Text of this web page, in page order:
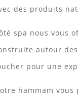
des produits
spa nous vous
autour
pour une
hammam